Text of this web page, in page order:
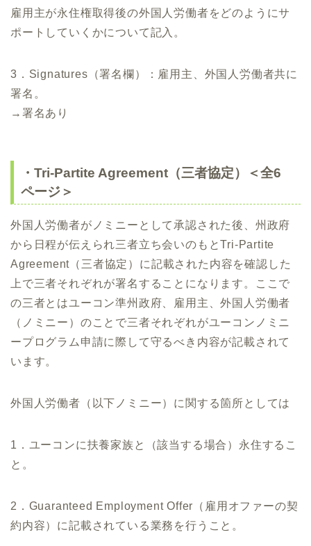
雇用主が永住権取得後の外国人労働者をどのようにサ
ポートしていくかについて記入。
3．Signatures（署名欄）：雇用主、外国人労働者共に
署名。
→署名あり
・Tri-Partite Agreement（三者協定）＜全6
ページ＞
外国人労働者がノミニーとして承認された後、州政府
から日程が伝えられ三者立ち会いのもとTri-Partite
Agreement（三者協定）に記載された内容を確認した
上で三者それぞれが署名することになります。ここで
の三者とはユーコン準州政府、雇用主、外国人労働者
（ノミニー）のことで三者それぞれがユーコンノミニ
ープログラム申請に際して守るべき内容が記載されて
います。
外国人労働者（以下ノミニー）に関する箇所としては
1．ユーコンに扶養家族と（該当する場合）永住するこ
と。
2．Guaranteed Employment Offer（雇用オファーの契
約内容）に記載されている業務を行うこと。